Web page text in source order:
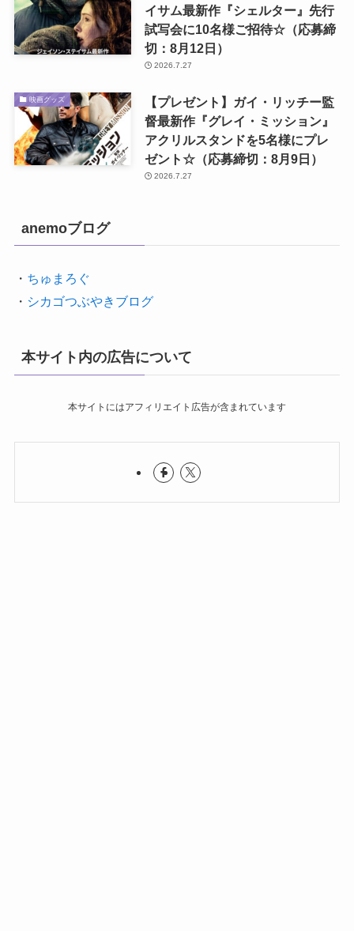
イサム最新作『シェルター』先行
試写会に10名様ご招待☆（応募締
切：8月12日）
2026.7.27
映画グッズ
【プレゼント】ガイ・リッチー監
督最新作『グレイ・ミッション』
アクリルスタンドを5名様にプレ
ゼント☆（応募締切：8月9日）
2026.7.27
anemoブログ
・ ちゅまろぐ
・ シカゴつぶやきブログ
本サイト内の広告について
本サイトにはアフィリエイト広告が含まれています